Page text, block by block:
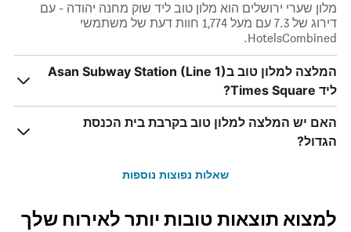
מלון שערי ירושלים הוא מלון טוב ליד שוק מחנה יהודה - עם
דירוג של 7.3 עם מעל 1,774 חוות דעת של משתמשי
HotelsCombined.
המלצה למלון טוב בAsan Subway Station (Line 1)
ליד Times Square?
האם יש המלצה למלון טוב בקרבת בית הכנסת
הגדול?
שאלות נפוצות נוספות
למצוא תוצאות טובות יותר לאירוח שלך